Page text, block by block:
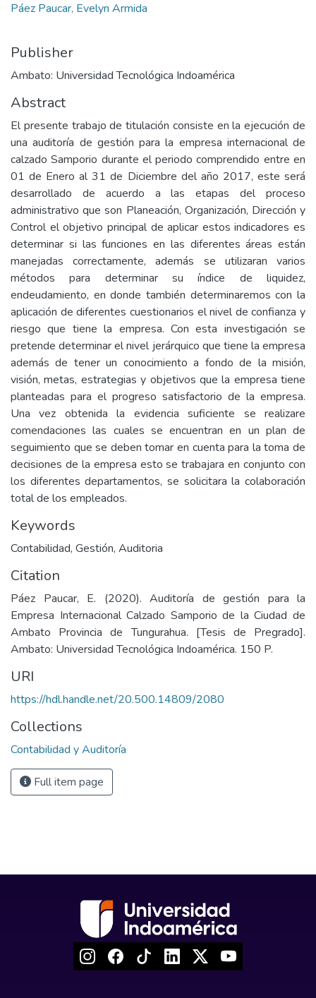
Páez Paucar, Evelyn Armida
Publisher
Ambato: Universidad Tecnológica Indoamérica
Abstract
El presente trabajo de titulación consiste en la ejecución de
una auditoría de gestión para la empresa internacional de
calzado Samporio durante el periodo comprendido entre en
01 de Enero al 31 de Diciembre del año 2017, este será
desarrollado de acuerdo a las etapas del proceso
administrativo que son Planeación, Organización, Dirección y
Control el objetivo principal de aplicar estos indicadores es
determinar si las funciones en las diferentes áreas están
manejadas correctamente, además se utilizaran varios
métodos para determinar su índice de liquidez,
endeudamiento, en donde también determinaremos con la
aplicación de diferentes cuestionarios el nivel de confianza y
riesgo que tiene la empresa. Con esta investigación se
pretende determinar el nivel jerárquico que tiene la empresa
además de tener un conocimiento a fondo de la misión,
visión, metas, estrategias y objetivos que la empresa tiene
planteadas para el progreso satisfactorio de la empresa.
Una vez obtenida la evidencia suficiente se realizare
comendaciones las cuales se encuentran en un plan de
seguimiento que se deben tomar en cuenta para la toma de
decisiones de la empresa esto se trabajara en conjunto con
los diferentes departamentos, se solicitara la colaboración
total de los empleados.
Keywords
Contabilidad, Gestión, Auditoria
Citation
Páez Paucar, E. (2020). Auditoría de gestión para la
Empresa Internacional Calzado Samporio de la Ciudad de
Ambato Provincia de Tungurahua. [Tesis de Pregrado].
Ambato: Universidad Tecnológica Indoamérica. 150 P.
URI
https://hdl.handle.net/20.500.14809/2080
Collections
Contabilidad y Auditoría
Full item page